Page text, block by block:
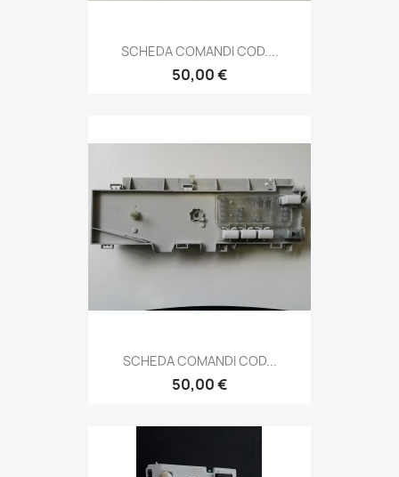
SCHEDA COMANDI COD....
50,00 €
SCHEDA COMANDI COD...
50,00 €